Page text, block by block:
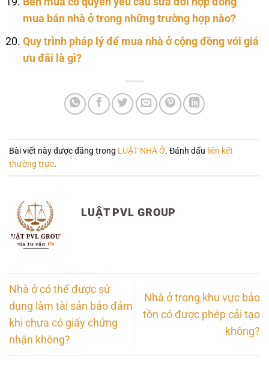
mua bán nhà ở trong những trường hợp nào?
Quy trình pháp lý để mua nhà ở cộng đồng với giá
ưu đãi là gì?
Bài viết này được đăng trong LUẬT NHÀ Ở. Đánh dấu liên kết
thường trực.
LUẬT PVL GROUP
Nhà ở có thể được sử
dụng làm tài sản bảo đảm
khi chưa có giấy chứng
nhận không?
Nhà ở trong khu vực bảo
tồn có được phép cải tạo
không?